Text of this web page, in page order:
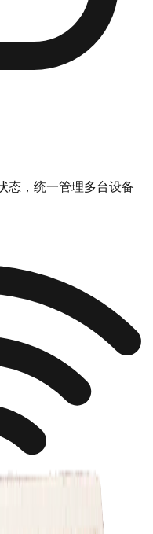
态，统一管理多台设备